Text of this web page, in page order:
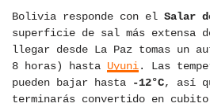
Bolivia responde con el Salar
superficie de sal más extensa
llegar desde La Paz tomas un
8 horas) hasta Uyuni. Las
pueden bajar hasta
-12°C, así
terminarás convertido en